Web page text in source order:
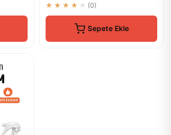
★★★★★ (0)
Sepete Ekle